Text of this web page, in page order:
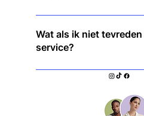
Download de app, klik op
direct beschermd. Er is
installatie nodig!
Wat als ik niet
service?
Wij bieden een 30 dagen